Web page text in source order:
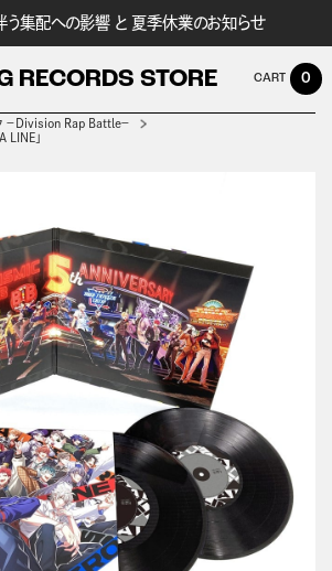
う集配への影響 と 夏季休業のお知らせ
RECORDS STORE 0
－Division Rap Battle－
LINE」